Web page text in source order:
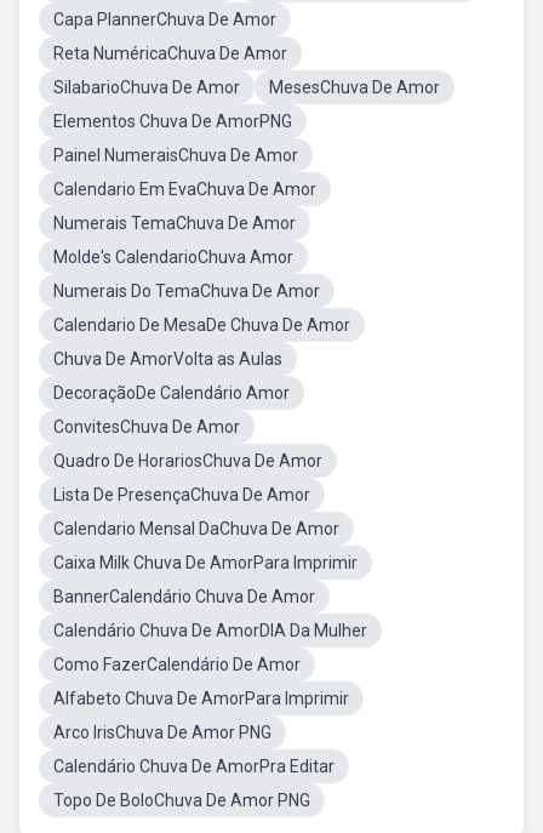
Capa PlannerChuva De Amor
Reta NuméricaChuva De Amor
SilabarioChuva De Amor
MesesChuva De Amor
Elementos Chuva De AmorPNG
Painel NumeraisChuva De Amor
Calendario Em EvaChuva De Amor
Numerais TemaChuva De Amor
Molde's CalendarioChuva Amor
Numerais Do TemaChuva De Amor
Calendario De MesaDe Chuva De Amor
Chuva De AmorVolta as Aulas
DecoraçãoDe Calendário Amor
ConvitesChuva De Amor
Quadro De HorariosChuva De Amor
Lista De PresençaChuva De Amor
Calendario Mensal DaChuva De Amor
Caixa Milk Chuva De AmorPara Imprimir
BannerCalendário Chuva De Amor
Calendário Chuva De AmorDIA Da Mulher
Como FazerCalendário De Amor
Alfabeto Chuva De AmorPara Imprimir
Arco IrisChuva De Amor PNG
Calendário Chuva De AmorPra Editar
Topo De BoloChuva De Amor PNG